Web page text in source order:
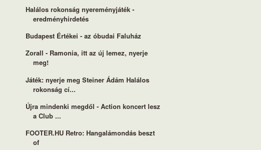
Halálos rokonság nyereményjáték -
eredményhirdetés
Budapest Értékei - az óbudai Faluház
Zorall - Ramonia, itt az új lemez, nyerje
meg!
Játék: nyerje meg Steiner Ádám Halálos
rokonság cí...
Újra mindenki megdől - Action koncert lesz
a Club ...
FOOTER.HU Retro: Hangalámondás beszt
of